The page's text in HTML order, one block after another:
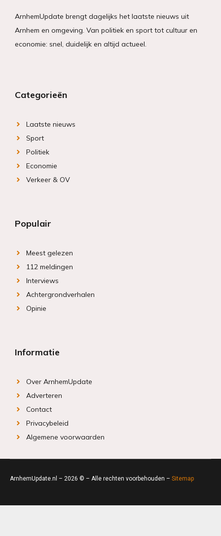
ArnhemUpdate brengt dagelijks het laatste nieuws uit
Arnhem en omgeving. Van politiek en sport tot cultuur en
economie: snel, duidelijk en altijd actueel.
Categorieën
Laatste nieuws
Sport
Politiek
Economie
Verkeer & OV
Populair
Meest gelezen
112 meldingen
Interviews
Achtergrondverhalen
Opinie
Informatie
Over ArnhemUpdate
Adverteren
Contact
Privacybeleid
Algemene voorwaarden
ArnhemUpdate.nl – 2026 © – Alle rechten voorbehouden – Sitemap